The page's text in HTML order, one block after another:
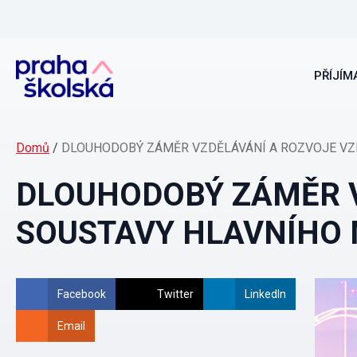
Domů / DLOUHODOBÝ ZÁMĚR VZDĚLÁVÁNÍ A ROZVOJE
DLOUHODOBÝ
SOUSTAVY
Facebook Twitter LinkedIn
Email